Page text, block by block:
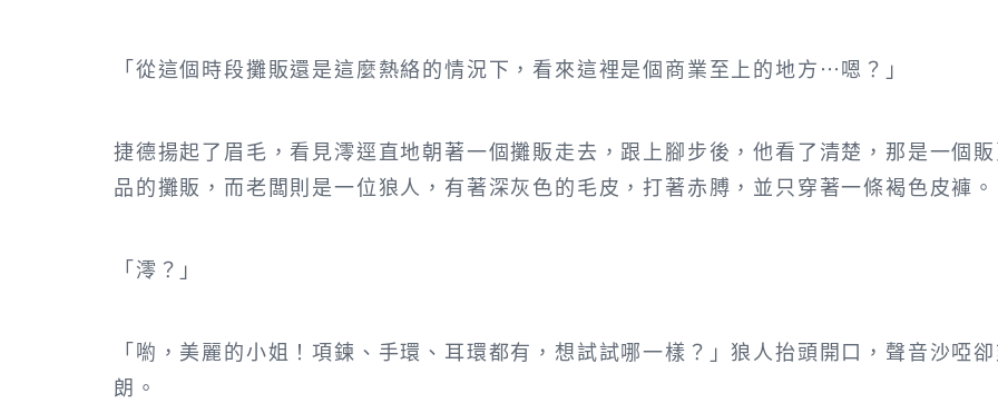
「從這個時段攤販還是這麼熱絡的情況下，看來這裡是個商業至上的地方…嗯？」
捷德揚起了眉毛，看見澪逕直地朝著一個攤販走去，跟上腳步後，他看了清楚，那是一個
品的攤販，而老闆則是一位狼人，有著深灰色的毛皮，打著赤膊，並只穿著一條褐色皮褲。
「澪？」
「喲，美麗的小姐！項鍊、手環、耳環都有，想試試哪一樣？」狼人抬頭開口，聲音沙啞
朗。